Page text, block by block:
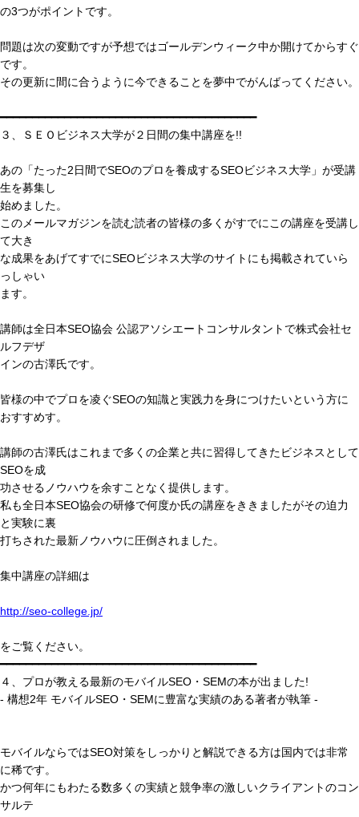
の3つがポイントです。
問題は次の変動ですが予想ではゴールデンウィーク中か開けてからすぐ
です。
その更新に間に合うように今できることを夢中でがんばってください。
━━━━━━━━━━━━━━━━━━━━━━━━━━━━━━━━━━━━━━━━
３、ＳＥＯビジネス大学が２日間の集中講座を!!
あの「たった2日間でSEOのプロを養成するSEOビジネス大学」が受講
生を募集し
始めました。
このメールマガジンを読む読者の皆様の多くがすでにこの講座を受講し
て大き
な成果をあげてすでにSEOビジネス大学のサイトにも掲載されていら
っしゃい
ます。
講師は全日本SEO協会 公認アソシエートコンサルタントで株式会社セ
ルフデザ
インの古澤氏です。
皆様の中でプロを凌ぐSEOの知識と実践力を身につけたいという方に
おすすめす。
講師の古澤氏はこれまで多くの企業と共に習得してきたビジネスとして
SEOを成
功させるノウハウを余すことなく提供します。
私も全日本SEO協会の研修で何度か氏の講座をききましたがその迫力
と実験に裏
打ちされた最新ノウハウに圧倒されました。
集中講座の詳細は
http://seo-college.jp/
をご覧ください。
━━━━━━━━━━━━━━━━━━━━━━━━━━━━━━━━━━━━━━━━
４、プロが教える最新のモバイルSEO・SEMの本が出ました!
- 構想2年 モバイルSEO・SEMに豊富な実績のある著者が執筆 -
モバイルならではSEO対策をしっかりと解説できる方は国内では非常
に稀です。
かつ何年にもわたる数多くの実績と競争率の激しいクライアントのコン
サルテ